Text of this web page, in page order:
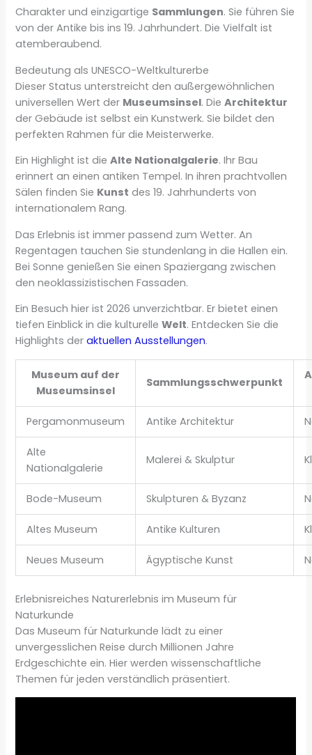
Charakter und einzigartige Sammlungen. Sie führen Sie
von der Antike bis ins 19. Jahrhundert. Die Vielfalt ist
atemberaubend.
Bedeutung als UNESCO-Weltkulturerbe
Dieser Status unterstreicht den außergewöhnlichen
universellen Wert der Museumsinsel. DieArchitektur
der Gebäude ist selbst ein Kunstwerk. Sie bildet den
perfekten Rahmen für die Meisterwerke.
Ein Highlight ist dieAlte Nationalgalerie. Ihr Bau
erinnert an einen antiken Tempel. In ihren prachtvollen
Sälen finden Sie Kunst des 19. Jahrhunderts von
internationalem Rang.
Das Erlebnis ist immer passend zum Wetter. An
Regentagen tauchen Sie stundenlang in die Hallen ein.
Bei Sonne genießen Sie einen Spaziergang zwischen
den neoklassizistischen Fassaden.
Ein Besuch hier ist 2026 unverzichtbar. Er bietet einen
tiefen Einblick in die kulturelleWelt. Entdecken Sie die
Highlights deraktuellen Ausstellungen.
Museum auf der
Museumsinsel
Sammlungsschwerpunkt
Pergamonmuseum Antike Architektur
Alte
Nationalgalerie
Malerei & Skulptur
Bode-Museum Skulpturen & Byzanz
Altes Museum Antike Kulturen
Neues Museum Ägyptische Kunst
Erlebnisreiches Naturerlebnis im Museum für
Naturkunde
Das Museum für Naturkunde lädt zu einer
unvergesslichen Reise durch Millionen Jahre
Erdgeschichte ein. Hier werden wissenschaftliche
Themen für jeden verständlich präsentiert.